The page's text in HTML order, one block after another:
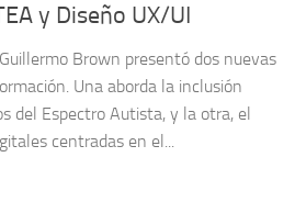
y Diseño UX/UI
Brown presentó dos nuevas
Una aborda la inclusión
del Espectro Autista, y la otra, el
centradas en el...